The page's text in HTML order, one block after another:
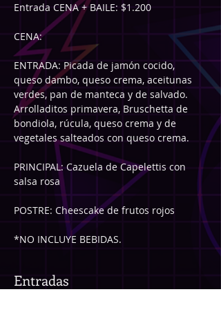
Entrada CENA + BAILE: $1.200
CENA:
ENTRADA: Picada de jamón cocido,
queso dambo, queso crema, aceitunas
verdes, pan de manteca y de salvado.
Arrolladitos primavera, Bruschetta de
bondiola, rúcula, queso crema y de
vegetales salteados con queso crema.
PRINCIPAL: Cazuela de Capelettis con
salsa rosa
POSTRE: Cheescake de frutos rojos
*NO INCLUYE BEBIDAS.
Entradas